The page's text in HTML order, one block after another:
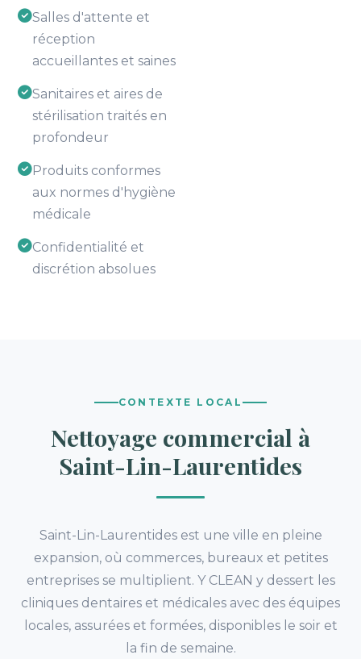
Salles d'attente et
réception
accueillantes et saines
Sanitaires et aires de
stérilisation traités en
profondeur
Produits conformes
aux normes d'hygiène
médicale
Confidentialité et
discrétion absolues
CONTEXTE LOCAL
Nettoyage commercial à
Saint-Lin-Laurentides
Saint-Lin-Laurentides est une ville en pleine
expansion, où commerces, bureaux et petites
entreprises se multiplient. Y CLEAN y dessert les
cliniques dentaires et médicales avec des équipes
locales, assurées et formées, disponibles le soir et
la fin de semaine.